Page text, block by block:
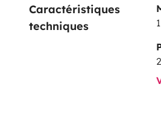
Caractéristiques
techniques